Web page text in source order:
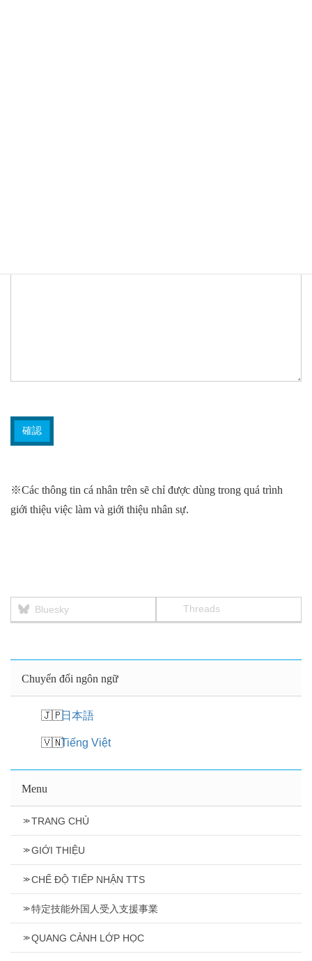
※Các thông tin cá nhân trên sẽ chỉ được dùng trong quá trình
giới thiệu việc làm và giới thiệu nhân sự.
Bluesky Threads
Chuyển đổi ngôn ngữ
日本語
Tiếng Việt
Menu
TRANG CHỦ
GIỚI THIỆU
CHẾ ĐỘ TIẾP NHẬN TTS
特定技能外国人受入支援事業
QUANG CẢNH LỚP HỌC